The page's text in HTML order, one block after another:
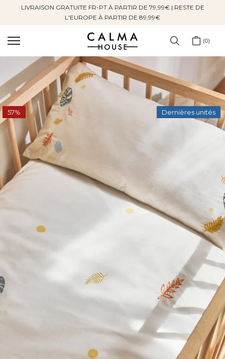
SauterLIVRAISON GRATUITE FR-PT À PARTIR DE 79,99€ | RESTE DE
L'EUROPE À PARTIR DE 89,99€
0
Dernières unités
57%